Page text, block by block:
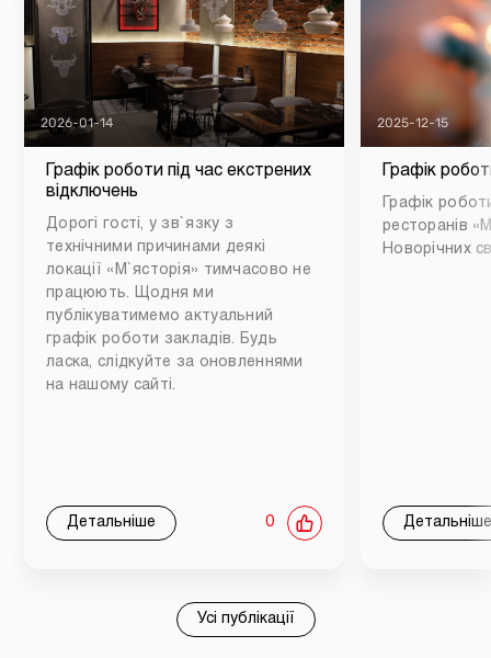
2026-01-14
Графік роботи під час екстрених
відключень
Дорогі гості, у зв`язку з
технічними причинами деякі
локації «М`ясторія» тимчасово не
працюють. Щодня ми
публікуватимемо актуальний
графік роботи закладів. Будь
ласка, слідкуйте за оновленнями
на нашому сайті.
Детальніше 0
2025-12-15
Графік
Графік
ресторанів
Новорічних
Детальніше
Усі публікації